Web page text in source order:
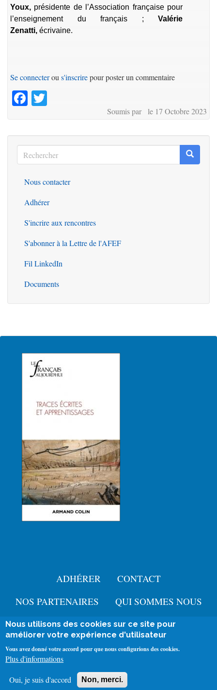
Youx, présidente de l’Association française pour
l’enseignement du français ; Valérie
Zenatti, écrivaine.
Se connecterous'inscrirepour poster un commentaire
Facebook
Soumis par le 17 Octobre 2023
Rechercher
Rechercher
Outils
Nous contacter
Adhérer
S'incrire aux rencontres
S'abonner à la Lettre de l'AFEF
Fil LinkedIn
Documents
Pied
de
page
ADHÉRER
CONTACT
NOS PARTENAIRES
QUI SOMMES NOUS
Menu
Policy
Mentions légales
User
account
Se connecter
Nous utilisons des cookies sur ce site pour
améliorer votre expérience d'utilisateur
Vous avez donné votre accord pour que nous configurions des cookies.
Plus d'informations
Oui, je suis d'accord Non, merci.